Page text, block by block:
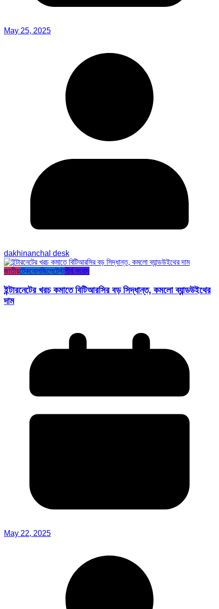
May 25, 2025
dakhinanchal desk
জাতীয়টেকনোলজিলেটেস্টশীর্ষ সংবাদ
ইন্টারনেটের খরচ কমাতে বিটিআরসির বড় সিদ্ধান্ত, কমলো ব্যান্ডউইথের
দাম
May 22, 2025